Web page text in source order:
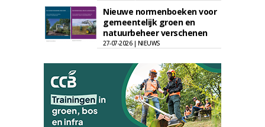
Nieuwe normenboeken voor
gemeentelijk groen en
natuurbeheer verschenen
27-07-2026 | NIEUWS